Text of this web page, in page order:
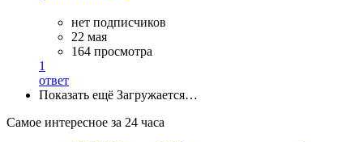
нет подписчиков
22 мая
164 просмотра
1
ответ
Показать ещё Загружается…
Самое интересное за 24 часа